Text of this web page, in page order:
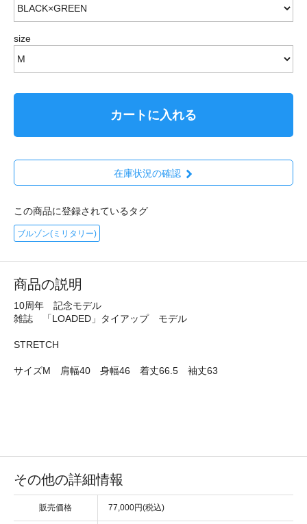
size
カートに入れる
在庫状況の確認
この商品に登録されているタグ
ブルゾン(ミリタリー)
商品の説明
10周年 記念モデル
雑誌 「LOADED」タイアップ モデル
STRETCH
サイズM 肩幅40 身幅46 着丈66.5 袖丈63
その他の詳細情報
販売価格 77,000円(税込)